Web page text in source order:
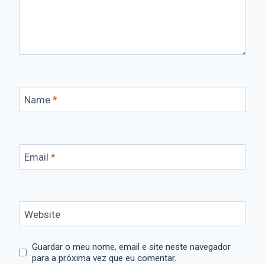
Name *
Email *
Website
Guardar o meu nome, email e site neste navegador
para a próxima vez que eu comentar.